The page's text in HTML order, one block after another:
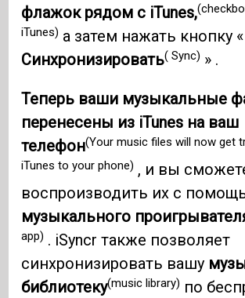
флажок рядом с iTunes,
iTunes) а затем нажать кнопку «
Синхронизировать( Sync) » .
Теперь ваши музыкальные
перенесены из iTunes на ваш
телефон(Your music files will now get
iTunes to your phone) , и вы
воспроизводить их с
музыкального
app) . iSyncr также позволяет
синхронизировать вашу
библиотеку(music library) по